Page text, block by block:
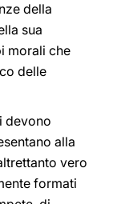
della
sua
morali che
delle
devono
alla
vero
formati